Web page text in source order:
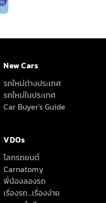
New Cars
รถใหม่ต่างประเทศ
รถใหม่ในประเทศ
Car Buyer's Guide
VDOs
โลกรถยนต์
Carnatomy
พี่น้องลองรถ
เรื่องรถ…เรื่องง่าย